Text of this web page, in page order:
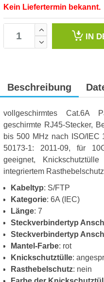
Kein Liefertermin bekannt.
IN
Beschreibung
vollgeschirmtes Cat.6A
geschirmte RJ45-Stecker,
bis 500 MHz nach ISO/IEC
50173-1: 2011-09, für
geeignet,
integriertem
Kabeltyp: S/FTP
Kategorie: 6A (IEC)
Länge: 7
Steckverbindertyp
Steckverbindertyp
Mantel-Farbe: rot
Knickschutztülle:
Rasthebelschutz: nein